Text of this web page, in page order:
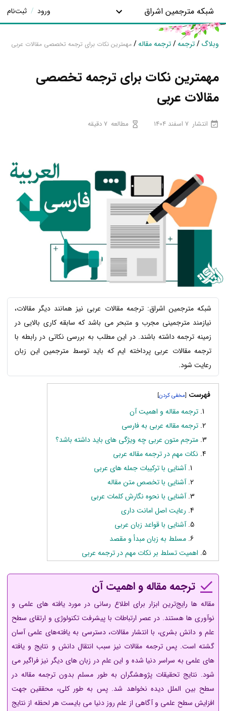
شبکه مترجمین اشراق ورود / ثبت‌نام
وبلاگ /ترجمه/ترجمه مقاله/ مهمترین نکات برای ترجمه تخصصی مقالات عربی
مهمترین نکات برای ترجمه تخصصی
مقالات عربی
انتشار 7 اسفند 1404 مطالعه 7 دقیقه
شبکه مترجمین اشراق: ترجمه مقالات عربی نیز همانند دیگر مقالات،
نیازمند مترجمینی مجرب و متبحر می باشد که سابقه کاری بالایی در
زمینه ترجمه داشته باشند. در این مطلب به بررسی نکاتی در رابطه با
ترجمه مقالات عربی پرداخته ایم که باید توسط مترجمین این زبان
رعایت شود.
فهرست [
]
ترجمه مقاله و اهمیت آن
ترجمه مقاله عربی به فارسی
مترجم متون عربی چه ویژگی های باید داشته باشد؟
نکات مهم در ترجمه مقاله عربی
آشنایی با ترکیبات جمله های عربی
آشنایی با تخصص متن مقاله
آشنایی با نحوه نگارش کلمات عربی
رعایت اصل امانت داری
آشنایی با قواعد زبان عربی
مسلط به زبان مبدأ و مقصد
اهمیت تسلط بر نکات مهم در ترجمه عربی
ترجمه مقاله و اهمیت آن
مقاله ها رایج‌ترین ابزار برای اطلاع رسانی در مورد یافته های علمی و
نوآوری ها هستند. در عصر ارتباطات با پیشرفت تکنولوژی و ارتقای سطح
علم و دانش بشری، با انتشار مقالات، دسترسی به یافته‌های علمی آسان
گشته است. پس ترجمه مقالات نیز سبب انتقال دانش و نتایج و یافته
های علمی به سراسر دنیا شده و این علم در زبان های دیگر نیز فراگیر می
شود. نتایج تحقیقات پژوهشگران به طور مسلم بدون ترجمه مقاله در
سطح بین الملل دیده نخواهد شد. پس به طور کلی، محققین جهت
افزایش سطح علمی و آگاهی از علم روز دنیا می بایست هر لحظه از نتایج